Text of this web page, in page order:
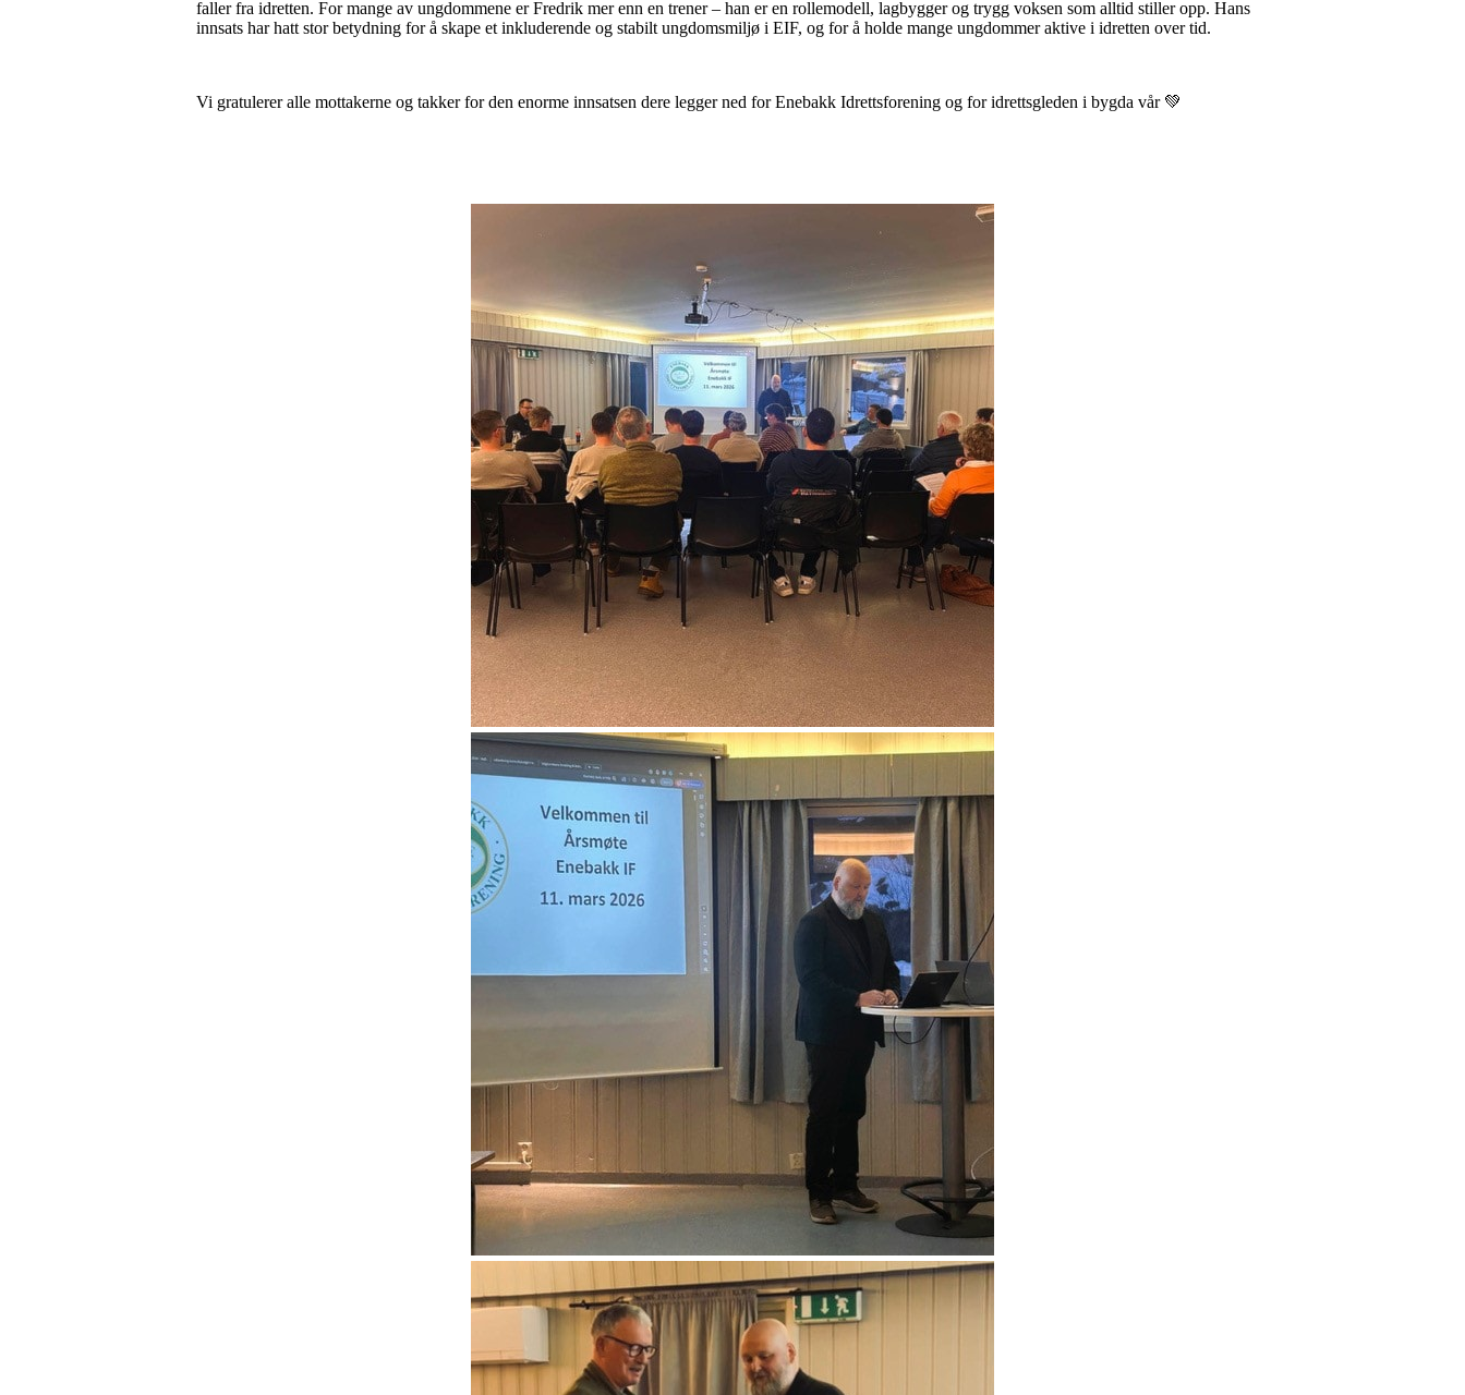
faller fra idretten. For mange av ungdommene er Fredrik mer enn en trener – han er en rollemodell, lagbygger og trygg voksen som alltid stiller opp. Hans
innsats har hatt stor betydning for å skape et inkluderende og stabilt ungdomsmiljø i EIF, og for å holde mange ungdommer aktive i idretten over tid.
Vi gratulerer alle mottakerne og takker for den enorme innsatsen dere legger ned for Enebakk Idrettsforening og for idrettsgleden i bygda vår 💚